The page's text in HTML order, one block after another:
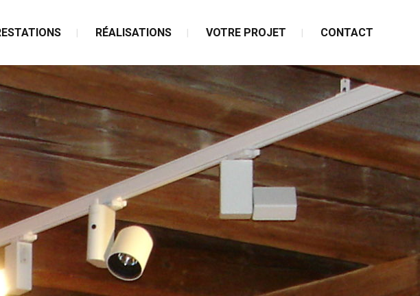
RÉALISATIONS VOTRE PROJET CONTACT